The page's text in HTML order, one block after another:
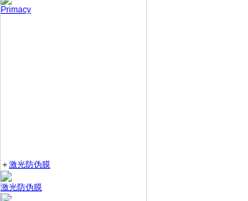
Primacy
＋激光防伪膜
激光防伪膜